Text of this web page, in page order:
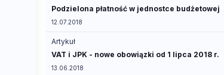
Podzielona płatność w jednostce budżetowej
12.07.2018
Artykuł
VAT i JPK - nowe obowiązki od 1 lipca 2018 r.
13.06.2018